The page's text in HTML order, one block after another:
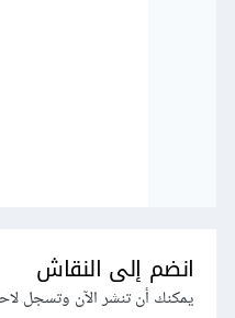
انضم إلى النقاش
يمكنك أن تنشر الآن وتسجل